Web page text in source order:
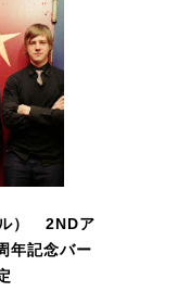
） 2NDア
年記念バー